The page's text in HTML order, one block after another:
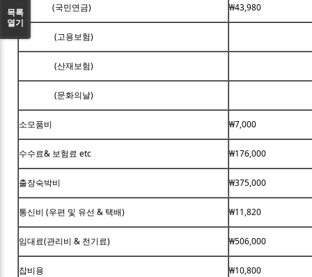
(국민연금) ₩43,980
(고용보험)
(산재보험)
(문화의날)
소모품비 ₩7,000
수수료& 보험료 etc ₩176,000
출장숙박비 ₩375,000
통신비 (우편 및 유선 & 택배) ₩11,820
임대료(관리비 & 전기료) ₩506,000
잡비용 ₩10,800
목록
열기